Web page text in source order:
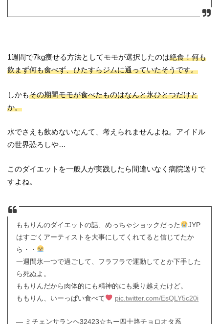
1週間で7kg痩せる方法としてモモが選択したのは絶食！何も
飲まず何も食べず、ひたすらジムに通っていたそうです。
しかもその期間モモが食べたものはなんと氷ひとつだけと
か。
水でさえも飲めないなんて、考えられませんよね。アイドル
の世界恐ろしや…
このダイエットを一般人が実践したら間違いなく病院送りで
すよね。
ももりんのダイエットの話、めっちゃショックだった
JYP
はすごくアーティストを大事にしてくれてると信じてたか
ら・・
一週間氷一つで過ごして、フラフラで運動してとか下手した
ら死ぬよ。
ももりんだから肉体的にも精神的にも乗り越えたけど。
ももりん、いーっぱい食べて
pic.twitter.com/EsQLY5c20i
— ミチェンサランヘ32423☆ちー四十路チョロオタ系